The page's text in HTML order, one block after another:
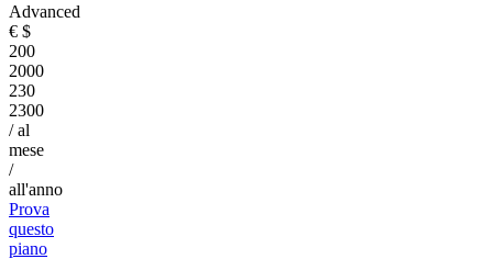
Advanced
€ $
200
2000
230
2300
/ al
mese
/
all'anno
Prova
questo
piano